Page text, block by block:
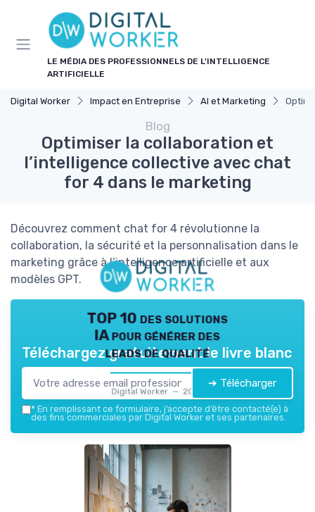
LE MÉDIA DES PROFESSIONNELS DE L'INTELLIGENCE
ARTIFICIELLE
Digital Worker Impact en Entreprise AI et Marketing
Blog
Optimiser la collaboration et
l’intelligence collective avec chat
for 4 dans le marketing
Découvrez comment chat for 4 révolutionne la
collaboration, la sécurité et la personnalisation dans le
marketing grâce à l’intelligence artificielle et aux
modèles GPT.
TOP 10 des solutions
IA pour générer des
leads de qualité
Digital Worker — 2026
Téléchargez gratuitement le livre blanc
➔ Télécharger
* En remplissant ce formulaire, j’accepte d’être contacté(e) à
des fins commerciales par Digital Worker et ses partenaires.